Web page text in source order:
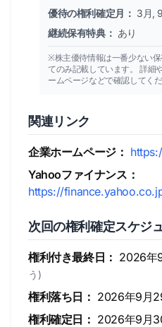
優待の権利確定月： 3月,
継続保有特典： あり
※株主優待情報は一番少ない
てのみ記載しています。 詳細
ームページなどで確認してく
関連リンク
企業ホームページ：
Yahooファイナンス：
https://
次回の権利確定スケジ
権利付き最終日： 2026年
う)
権利落ち日： 2026年9月
権利確定日： 2026年9月